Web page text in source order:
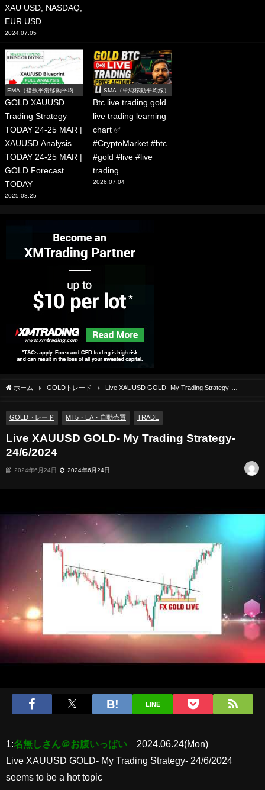
XAU USD, NASDAQ,
EUR USD
2024.07.05
EMA（指数平滑移動平均
線）
GOLD XAUUSD
Trading Strategy
TODAY 24-25 MAR |
XAUUSD Analysis
TODAY 24-25 MAR |
GOLD Forecast
TODAY
2025.03.25
SMA（単純移動平均線）
Btc live trading gold
live trading learning
chart ✅
#CryptoMarket #btc
#gold #live #live
trading
2026.07.04
ホーム GOLDトレード
Live XAUUSD GOLD- My Trading Strategy-
GOLDトレード MT5・EA・自動売買 TRADE
Live XAUUSD GOLD- My Trading Strategy-
24/6/2024
2024年6月24日 2024年6月24日
LINE
1:名無しさん＠お腹いっぱい
2024.06.24(Mon)
Live XAUUSD GOLD- My Trading Strategy- 24/6/2024
seems to be a hot topic